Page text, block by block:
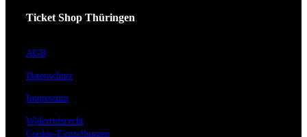
Ticket Shop Thüringen
AGB
Datenschutz
Impressum
Widerrufsrecht
Cookie-Einstellungen